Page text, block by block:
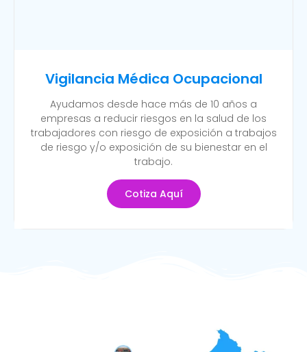
Vigilancia Médica Ocupacional
Ayudamos desde hace más de 10 años a
empresas a reducir riesgos en la salud de los
trabajadores con riesgo de exposición a trabajos
de riesgo y/o exposición de su bienestar en el
trabajo.
Cotiza Aquí